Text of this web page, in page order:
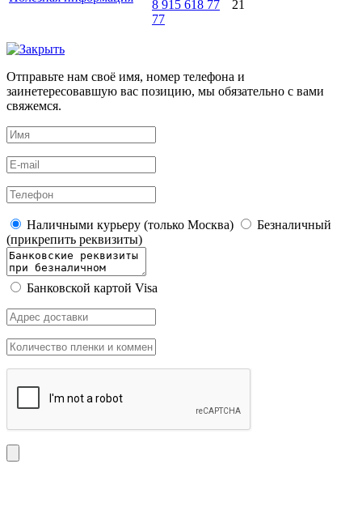
8 915 618 77
77
21
Отправьте нам своё имя, номер телефона и
заинетересовавшую вас позицию, мы обязательно с вами
свяжемся.
Наличными курьеру (только Москва)
Безналичный
(прикрепить реквизиты)
Банковской картой Visa